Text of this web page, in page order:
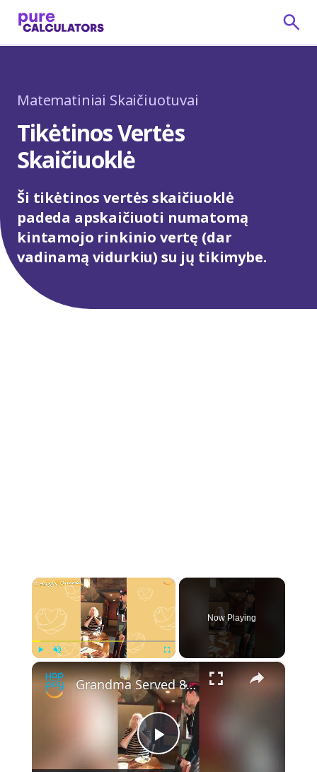
Matematiniai Skaičiuotuvai
Tikėtinos Vertės
Skaičiuoklė
Ši tikėtinos vertės skaičiuoklė
padeda apskaičiuoti numatomą
kintamojo rinkinio vertę (dar
vadinamą vidurkiu) su jų tikimybe.
×
Now Playing
×
P
Grandma Served 88th Birthday Meal By Grandchild She's Not Seen in 11 Years | Happily TV